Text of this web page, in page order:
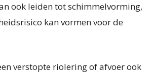
ook leiden tot schimmelvorming,
kan vormen voor de
verstopte riolering of afvoer ook